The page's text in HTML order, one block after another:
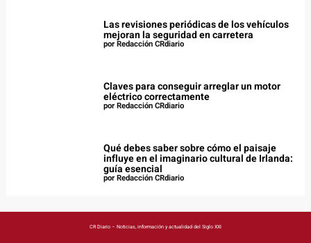
Las revisiones periódicas de los vehículos
mejoran la seguridad en carretera
por Redacción CRdiario
Claves para conseguir arreglar un motor
eléctrico correctamente
por Redacción CRdiario
Qué debes saber sobre cómo el paisaje
influye en el imaginario cultural de Irlanda:
guía esencial
por Redacción CRdiario
CR Diario – Noticias, información y actualidad del Siglo XXI